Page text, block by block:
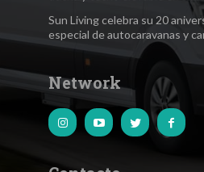
Sun Living celebra su 20
especial de autocaravanas y
Network